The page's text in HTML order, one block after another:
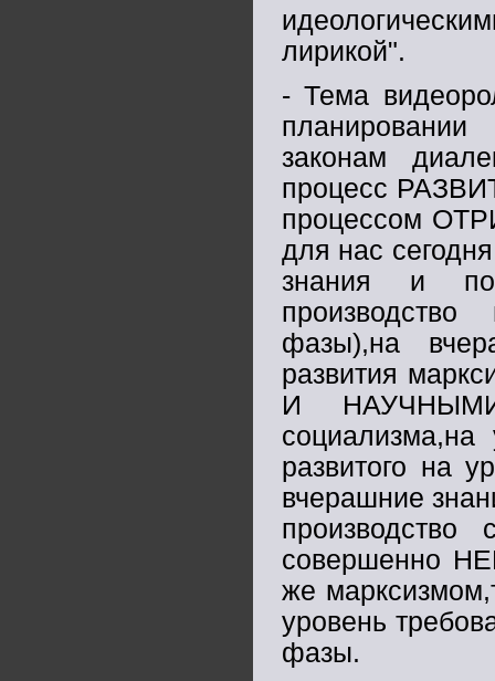
лирикой".
- Тема
планировании
законам
процесс
процессом
для нас
знания и
фазы),на
развития
И
развитого на
вчерашние
совершенно
же
уровень
фазы.